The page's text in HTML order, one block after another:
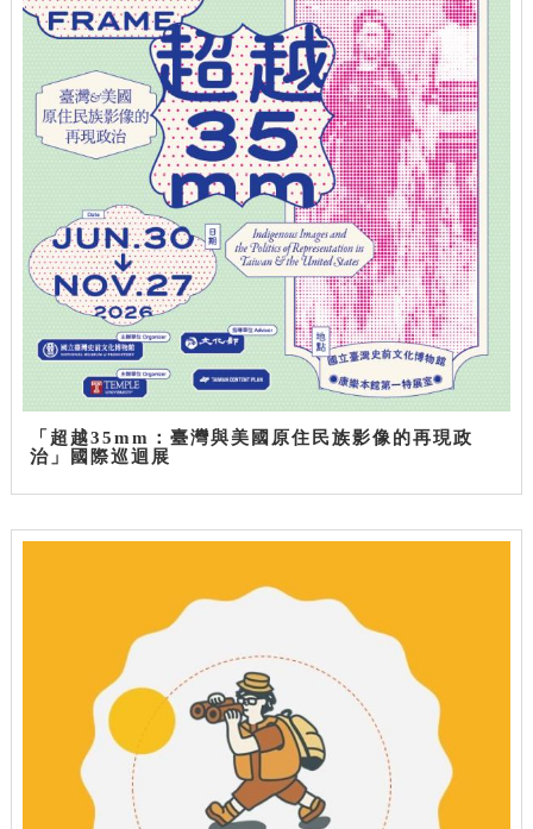
「超越35mm：臺灣與美國原住民族影像的再現政
治」國際巡迴展